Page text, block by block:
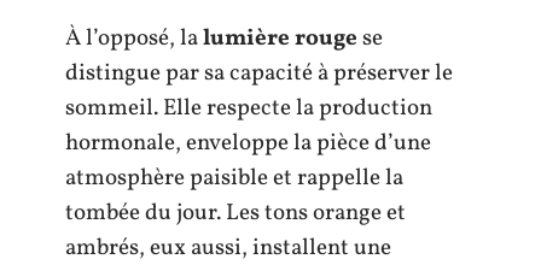
À l’opposé, lalumière rougese
distingue par sa capacité à préserver le
sommeil. Elle respecte la production
hormonale, enveloppe la pièce d’une
atmosphère paisible et rappelle la
tombée du jour. Les tons orange et
ambrés, eux aussi, installent une